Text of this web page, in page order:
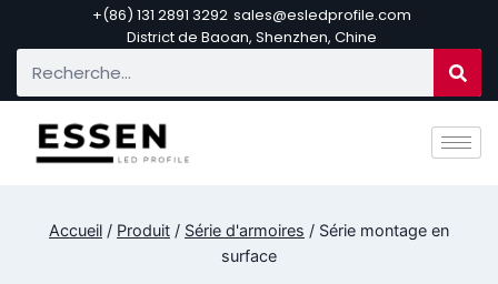
+(86) 131 2891 3292 sales@esledprofile.com
District de Baoan, Shenzhen, Chine
Accueil / Produit / Série d'armoires / Série montage en
surface